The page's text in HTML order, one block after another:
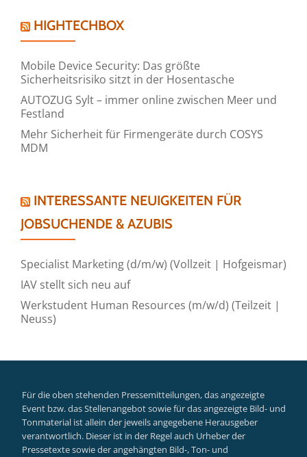
HIGHTECHBOX
Mobile Device Security: Das größte
Sicherheitsrisiko sitzt in der Hosentasche
AUTOZUG Sylt – immer online zwischen Meer und
Festland
Mehr Sicherheit für Firmengeräte durch COSYS
MDM
INTERESSANTE NEUIGKEITEN FÜR
JOBSUCHENDE & AZUBIS
Specialist Marketing (d/m/w) (Vollzeit | Hofgeismar)
IAV stellt sich neu auf
Werkstudent Human Resources (m/w/d) (Teilzeit |
Neuss)
Für die oben stehenden Pressemitteilungen, das angezeigte
Event bzw. das Stellenangebot sowie für das angezeigte Bild- und
Tonmaterial ist allein der jeweils angegebene Herausgeber
verantwortlich. Dieser ist in der Regel auch Urheber der
Pressetexte sowie der angehängten Bild-, Ton- und